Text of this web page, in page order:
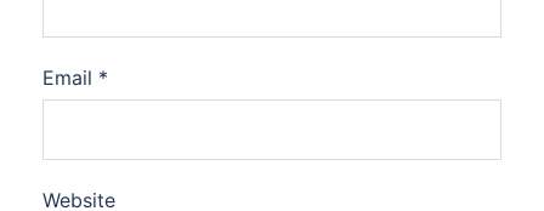
Email *
Website